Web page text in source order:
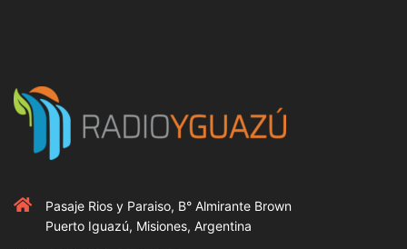
Pasaje Rios y Paraiso, B° Almirante Brown
Puerto Iguazú, Misiones, Argentina